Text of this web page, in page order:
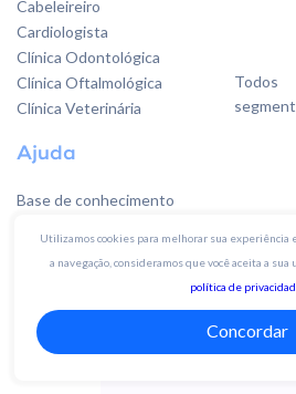
Todos
Cabeleireiro
Cardiologista
Clínica Odontológica
Clínica Oftalmológica
Clínica Veterinária
Ajuda
Base de conhecimento
Quer falar
com a gente?
Utilizamos cookies para melhorar sua experiência
a navegação, consideramos que você aceita a sua
política de
Concordar